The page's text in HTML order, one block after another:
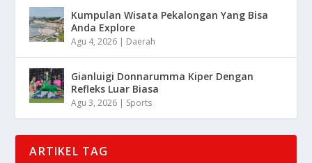
Kumpulan Wisata Pekalongan Yang Bisa
Anda Explore
Agu 4, 2026 | Daerah
Gianluigi Donnarumma Kiper Dengan
Refleks Luar Biasa
Agu 3, 2026 | Sports
ARTIKEL TAG